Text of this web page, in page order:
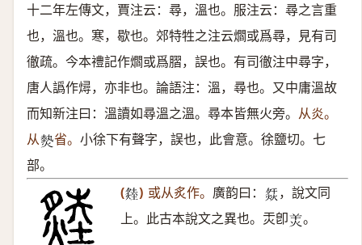
十二年左傳文，賈注云：尋，溫也。服注云：尋之言重
也，溫也。寒，歇也。郊特牲之注云爓或爲尋，見有司
徹疏。今本禮記作爓或爲䐲，誤也。有司徹注中尋字，
唐人譌作燖，亦非也。論語注：溫，尋也。又中庸溫故
而知新注曰：溫讀如尋溫之溫。尋本皆無火旁。 从炎。
从𤍽 省。 小徐下有聲字，誤也，此會意。徐鹽切。七
部。
(𤏝 ) 或从炙作。 廣韵曰： 𤍙 ，說文同
上。此古本說文之異也。㶣卽𤇇 。